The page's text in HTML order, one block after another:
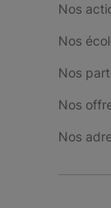
Nos
Nos
Nos
Nos
Nos